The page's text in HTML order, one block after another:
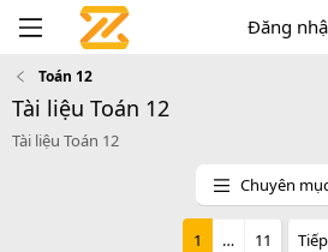
Đăng
Toán 12
Tài liệu Toán 12
Tài liệu Toán 12
Chuyên
1 … 11 Tiếp